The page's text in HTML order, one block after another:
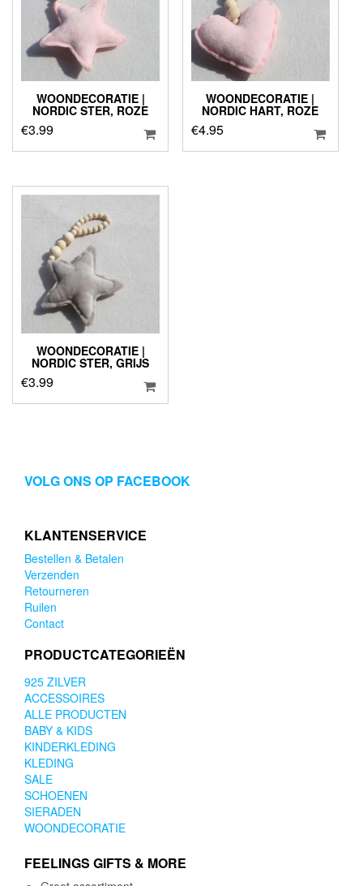
WOONDECORATIE |
NORDIC STER, ROZE
€3.99
WOONDECORATIE |
NORDIC HART, ROZE
€4.95
WOONDECORATIE |
NORDIC STER, GRIJS
€3.99
VOLG ONS OP FACEBOOK
KLANTENSERVICE
Bestellen & Betalen
Verzenden
Retourneren
Ruilen
Contact
PRODUCTCATEGORIEËN
925 ZILVER
ACCESSOIRES
ALLE PRODUCTEN
BABY & KIDS
KINDERKLEDING
KLEDING
SALE
SCHOENEN
SIERADEN
WOONDECORATIE
FEELINGS GIFTS & MORE